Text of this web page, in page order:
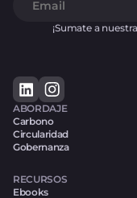
¡Sumate a
ABORDAJE
Carbono
Circularidad
Gobernanza
RECURSOS
Ebooks